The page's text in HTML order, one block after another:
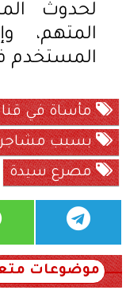
لحدوث
المتهم،
المستخدم
مأساة في قنا
بسبب
مصرع سيدة
موضوعات